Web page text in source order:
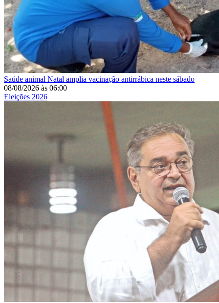
Saúde animal Natal amplia vacinação antirrábica neste sábado
08/08/2026 às 06:00
Eleições 2026